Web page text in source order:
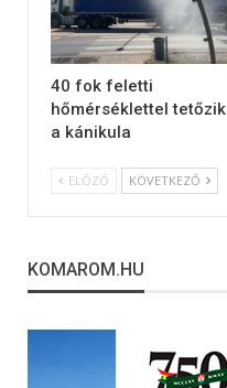
40 fok feletti
hőmérséklettel tetőzik
a kánikula
ELŐZŐ KÖVETKEZŐ
KOMAROM.HU